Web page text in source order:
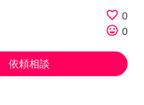
favorite_border 0
tag_faces 0
依頼相談